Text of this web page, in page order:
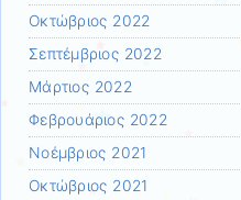
Οκτώβριος 2022
Σεπτέμβριος 2022
Μάρτιος 2022
Φεβρουάριος 2022
Νοέμβριος 2021
Οκτώβριος 2021